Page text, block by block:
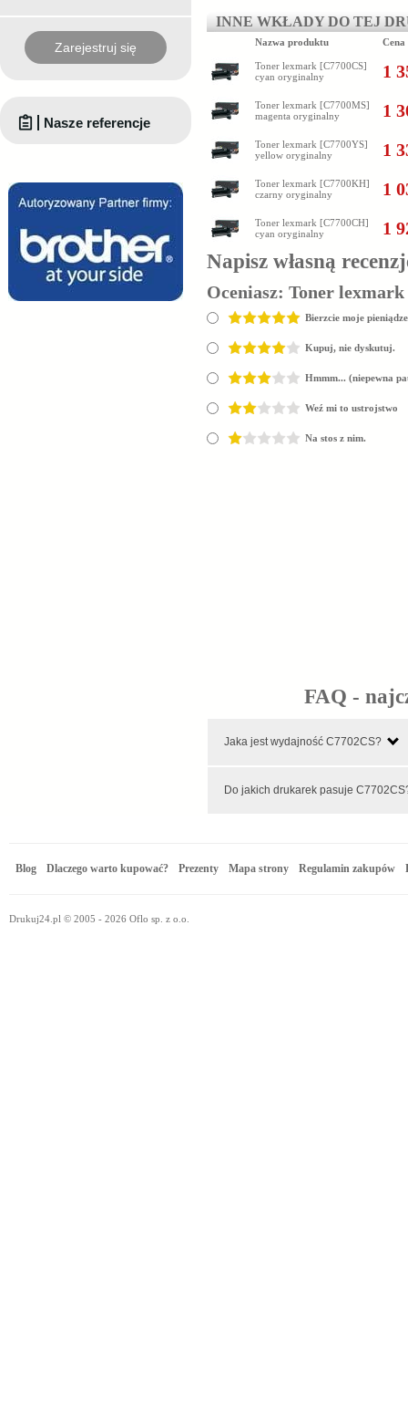
INNE WKŁADY DO TEJ
Nazwa produktu Cena
Toner lexmark [C7700CS]
cyan oryginalny
1
Toner lexmark [C7700MS]
magenta oryginalny
1
Toner lexmark [C7700YS]
yellow oryginalny
1
Toner lexmark [C7700KH]
czarny oryginalny
1
Toner lexmark [C7700CH]
cyan oryginalny
1
Napisz własną
Oceniasz: Toner
Bierzcie moje
Kupuj, nie dyskutuj.
Hmmm... (niepewna
Weź mi to ustrojstwo
Na stos z nim.
FAQ -
Jaka jest wydajność C7702CS?
Do jakich drukarek pasuje
Zarejestruj się
Nasze referencje
Blog Dlaczego warto kupować? Prezenty Mapa strony Regulamin zakupów
Drukuj24.pl © 2005 - 2026 Oflo sp. z o.o.